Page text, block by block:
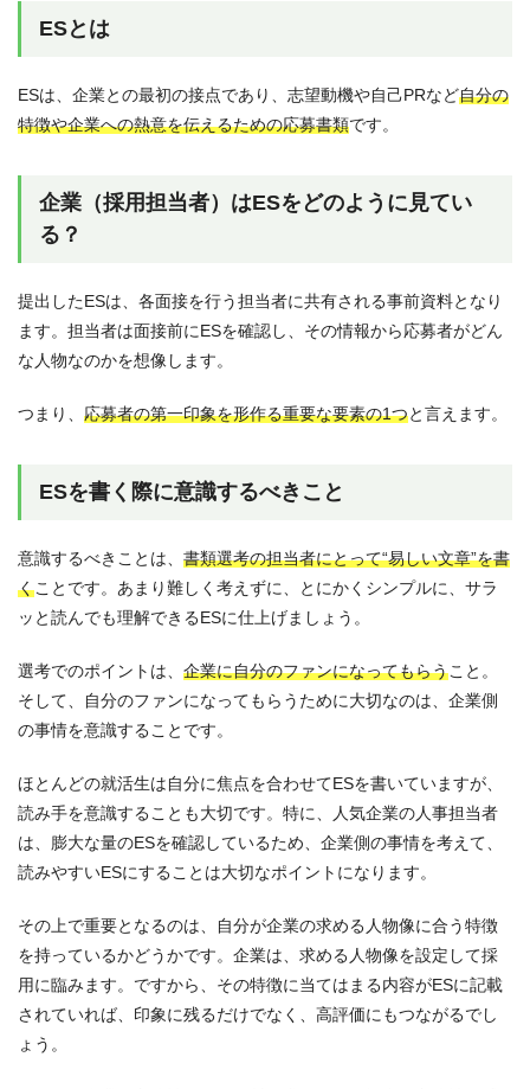
ESとは
ESは、企業との最初の接点であり、志望動機や自己PRなど自分の
特徴や企業への熱意を伝えるための応募書類です。
企業（採用担当者）はESをどのように見てい
る？
提出したESは、各面接を行う担当者に共有される事前資料となり
ます。担当者は面接前にESを確認し、その情報から応募者がどん
な人物なのかを想像します。
つまり、 応募者の第一印象を形作る重要な要素の1つと言えます。
ESを書く際に意識するべきこと
意識するべきことは、 書類選考の担当者にとって“易しい文章”を書
くことです。あまり難しく考えずに、とにかくシンプルに、サラ
ッと読んでも理解できるESに仕上げましょう。
選考でのポイントは、 企業に自分のファンになってもらうこと。
そして、自分のファンになってもらうために大切なのは、企業側
の事情を意識することです。
ほとんどの就活生は自分に焦点を合わせてESを書いていますが、
読み手を意識することも大切です。特に、人気企業の人事担当者
は、膨大な量のESを確認しているため、企業側の事情を考えて、
読みやすいESにすることは大切なポイントになります。
その上で重要となるのは、自分が企業の求める人物像に合う特徴
を持っているかどうかです。企業は、求める人物像を設定して採
用に臨みます。ですから、その特徴に当てはまる内容がESに記載
されていれば、印象に残るだけでなく、高評価にもつながるでし
ょう。